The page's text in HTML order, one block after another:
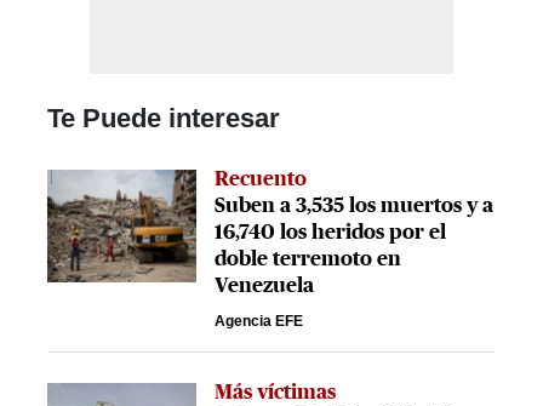
Te Puede interesar
Recuento
Suben a 3,535 los muertos y a
16,740 los heridos por el
doble terremoto en
Venezuela
Agencia EFE
Más víctimas